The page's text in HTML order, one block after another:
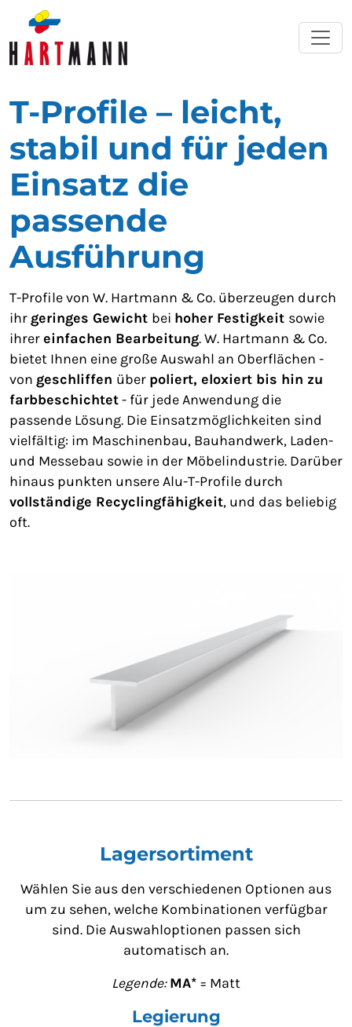
T-Profile – leicht,
stabil und für jeden
Einsatz die
passende
Ausführung
T-Profile von W. Hartmann & Co. überzeugen durch
ihr geringes Gewicht bei hoher Festigkeit sowie
ihrer einfachen Bearbeitung. W. Hartmann & Co.
bietet Ihnen eine große Auswahl an Oberflächen -
von geschliffen über poliert, eloxiert bis hin zu
farbbeschichtet - für jede Anwendung die
passende Lösung. Die Einsatzmöglichkeiten sind
vielfältig: im Maschinenbau, Bauhandwerk, Laden-
und Messebau sowie in der Möbelindustrie. Darüber
hinaus punkten unsere Alu-T-Profile durch
vollständige Recyclingfähigkeit, und das beliebig
oft.
Lagersortiment
Wählen Sie aus den verschiedenen Optionen aus
um zu sehen, welche Kombinationen verfügbar
sind. Die Auswahloptionen passen sich
automatisch an.
Legende: MA* = Matt
Legierung